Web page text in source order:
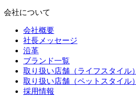
会社について
会社概要
社長メッセージ
沿革
ブランド一覧
取り扱い店舗（ライフスタイル）
取り扱い店舗（ペットスタイル）
採用情報